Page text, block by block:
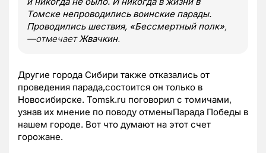
Томске непроводились воинские парады.
Проводились шествия, «Бессмертный полк»,
—отмечаетЖвачкин.
Другие города Сибири также отказались от
проведения парада,состоится он только в
Новосибирске. Tomsk.ru поговорил с томичами,
узнав их мнение по поводу отменыПарада Победы в
нашем городе. Вот что думают на этот счет
горожане.